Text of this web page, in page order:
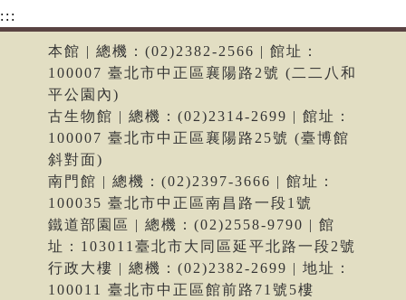
:::
本館 | 總機：(02)2382-2566 | 館址：
100007 臺北市中正區襄陽路2號 (二二八和
平公園內)
古生物館 | 總機：(02)2314-2699 | 館址：
100007 臺北市中正區襄陽路25號 (臺博館
斜對面)
南門館 | 總機：(02)2397-3666 | 館址：
100035 臺北市中正區南昌路一段1號
鐵道部園區 | 總機：(02)2558-9790 | 館
址：103011臺北市大同區延平北路一段2號
行政大樓 | 總機：(02)2382-2699 | 地址：
100011 臺北市中正區館前路71號5樓